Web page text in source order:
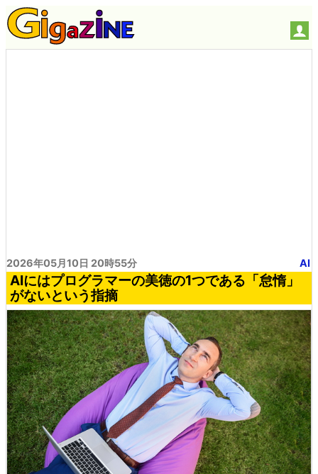
2026年05月10日 20時55分 AI
AIにはプログラマーの美徳の1つである「怠惰」
がないという指摘